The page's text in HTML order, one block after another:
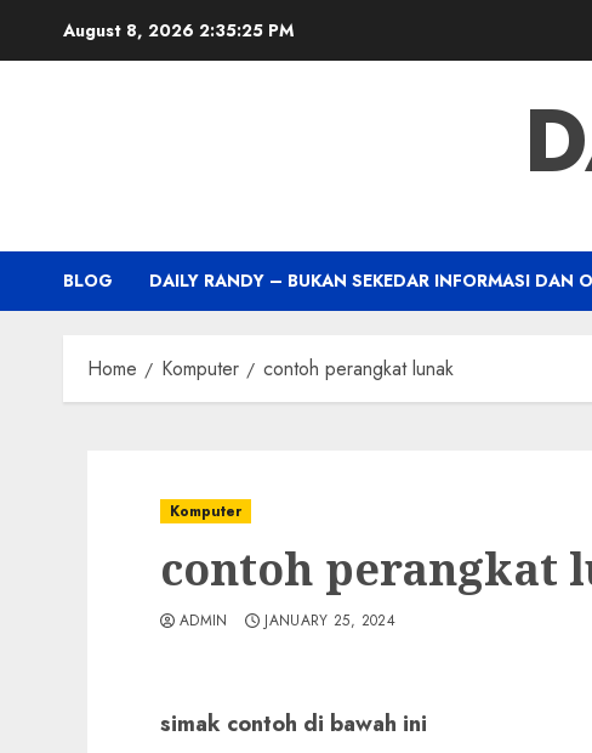
August 8, 2026 2:35:26 PM
BLOG DAILY RANDY – BUKAN SEKEDAR INFORMASI DAN
Home Komputer contoh perangkat lunak
Komputer
contoh perangkat
ADMIN JANUARY 25, 2024
simak contoh di bawah ini